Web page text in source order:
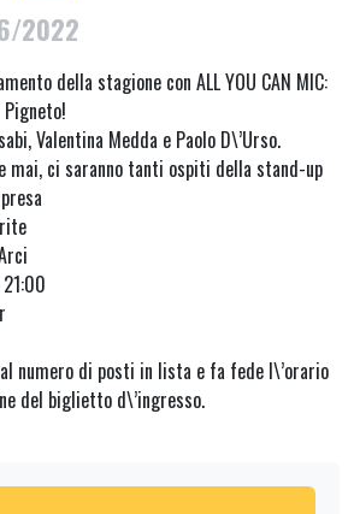
2022
della stagione con ALL YOU CAN MIC:
Valentina Medda e Paolo D\’Urso.
mai, ci saranno tanti ospiti della stand-up
numero di posti in lista e fa fede l\’orario
del biglietto d\’ingresso.